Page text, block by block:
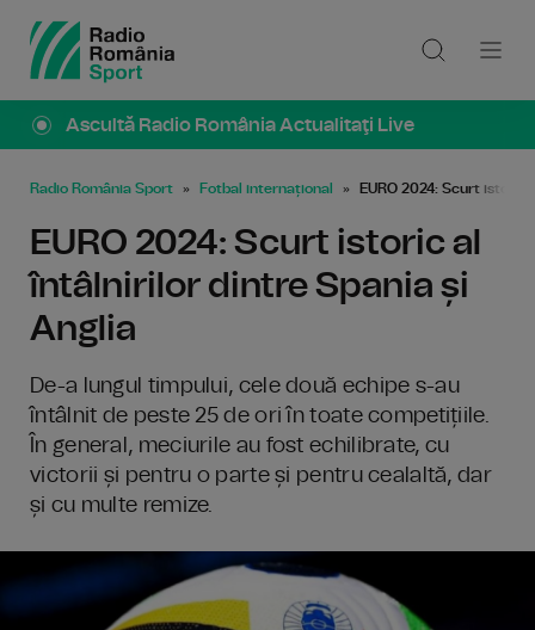
Ascultă Radio România Actualitaţi Live
Radio România Sport Fotbal internațional EURO 2024: Scurt
EURO 2024: Scurt istoric al
întâlnirilor dintre Spania și
Anglia
De-a lungul timpului, cele două echipe s-au
întâlnit de peste 25 de ori în toate competițiile.
În general, meciurile au fost echilibrate, cu
victorii și pentru o parte și pentru cealaltă, dar
și cu multe remize.